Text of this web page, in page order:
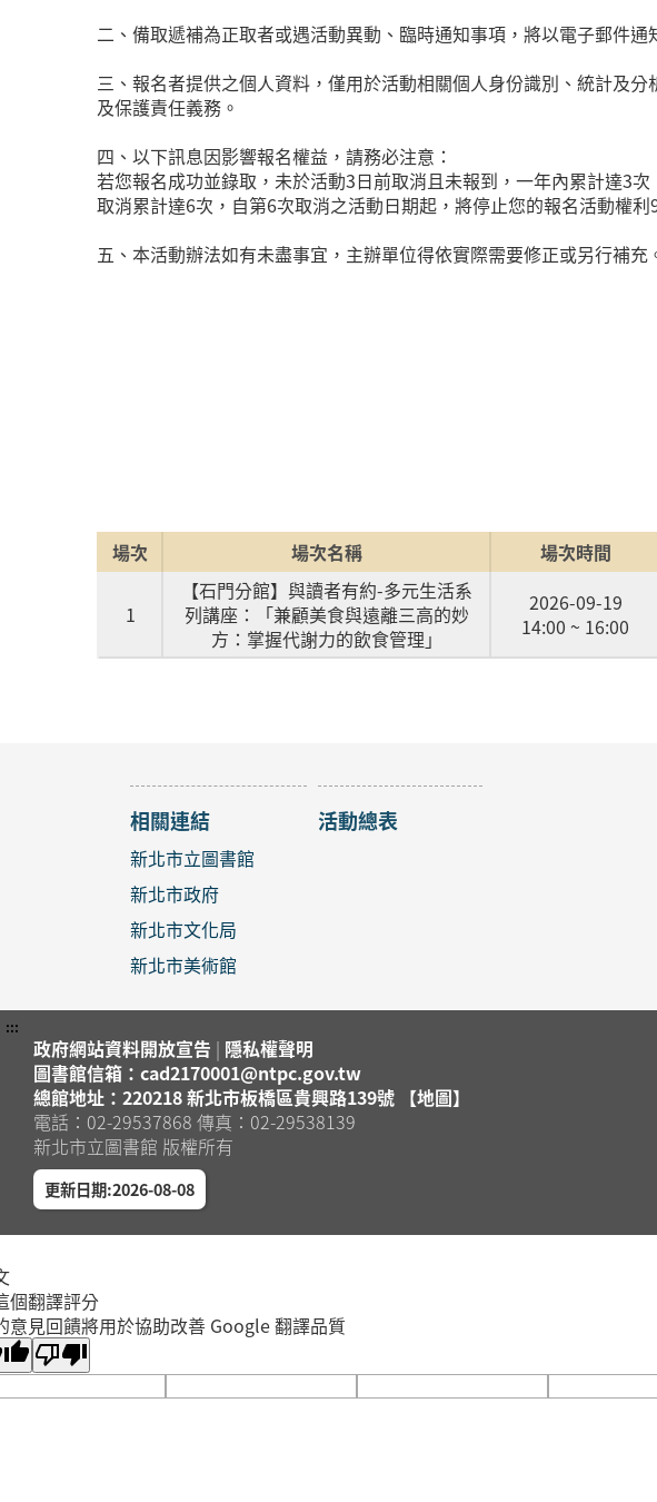
二、備取遞補為正取者或遇活動異動、臨時通知事項，將以電子郵件
三、報名者提供之個人資料，僅用於活動相關個人身份識別、統計及
及保護責任義務。
四、以下訊息因影響報名權益，請務必注意：
若您報名成功並錄取，未於活動3日前取消且未報到，一年內累計達3
取消累計達6次，自第6次取消之活動日期起，將停止您的報名活動權利
五、本活動辦法如有未盡事宜，主辦單位得依實際需要修正或另行補充
場次 場次名稱 場次時間
1
【石門分館】與讀者有約-多元生活系
列講座：「兼顧美食與遠離三高的妙
方：掌握代謝力的飲食管理」
2026-09-19
14:00 ~ 16:00
相關連結
新北市立圖書館
新北市政府
新北市文化局
新北市美術館
活動總表
:::
政府網站資料開放宣告 | 隱私權聲明
圖書館信箱：cad2170001@ntpc.gov.tw
總館地址：220218 新北市板橋區貴興路139號 【地圖】
電話：02-29537868 傳真：02-29538139
新北市立圖書館 版權所有
更新日期:2026-08-08
個翻譯評分
意見回饋將用於協助改善 Google 翻譯品質